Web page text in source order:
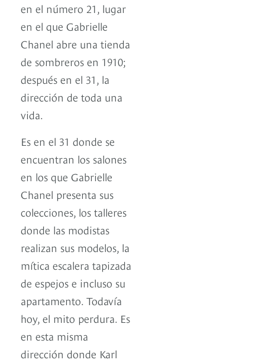
en el número 21, lugar
en el que Gabrielle
Chanel abre una tienda
de sombreros en 1910;
después en el 31, la
dirección de toda una
vida.
Es en el 31 donde se
encuentran los salones
en los que Gabrielle
Chanel presenta sus
colecciones, los talleres
donde las modistas
realizan sus modelos, la
mítica escalera tapizada
de espejos e incluso su
apartamento. Todavía
hoy, el mito perdura. Es
en esta misma
dirección donde Karl